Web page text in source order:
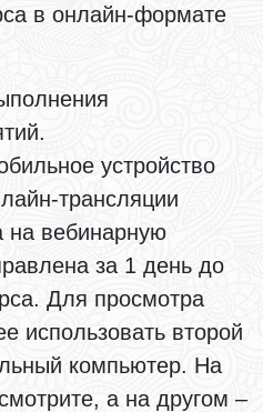
в онлайн-формате
устройство
трансляции
на вебинарную
за 1 день до
Для просмотра
использовать второй
компьютер. На
а на другом –